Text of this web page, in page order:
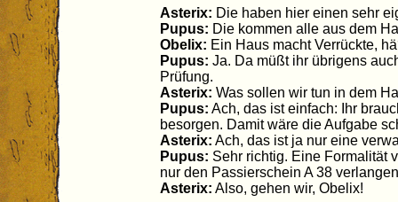
Asterix: Die haben hier einen sehr
Pupus: Die kommen alle aus dem
Obelix: Ein Haus macht Verrückte,
Pupus: Ja. Da müßt ihr übrigens
Prüfung.
Asterix: Was sollen wir tun in dem
Pupus: Ach, das ist einfach: Ihr
besorgen. Damit wäre die Aufgabe
Asterix: Ach, das ist ja nur eine
Pupus: Sehr richtig. Eine Formalität
nur den Passierschein A 38
Asterix: Also, gehen wir, Obelix!